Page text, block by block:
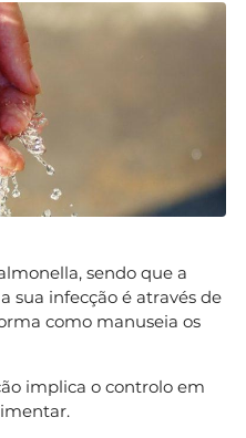
sendo que a
sua infecção é através de
como manuseia os
implica o controlo em